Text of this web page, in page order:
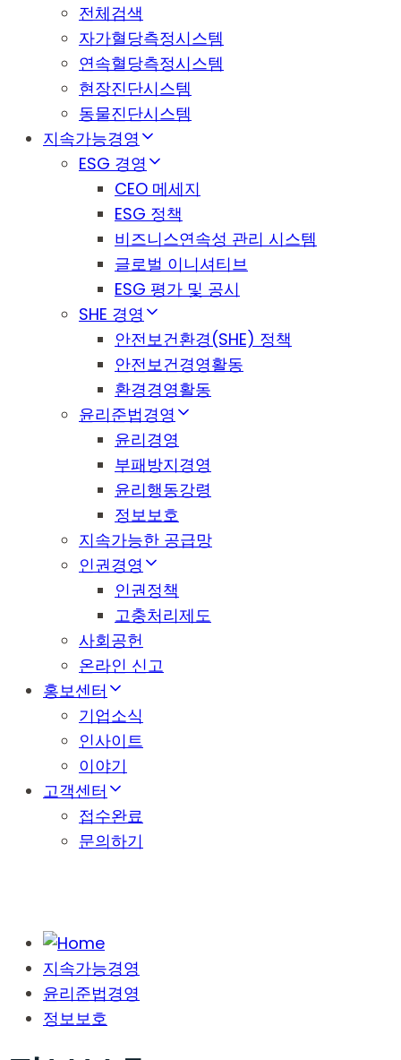
전체검색
자가혈당측정시스템
연속혈당측정시스템
현장진단시스템
동물진단시스템
지속가능경영
ESG 경영
CEO 메세지
ESG 정책
비즈니스연속성 관리 시스템
글로벌 이니셔티브
ESG 평가 및 공시
SHE 경영
안전보건환경(SHE) 정책
안전보건경영활동
환경경영활동
윤리준법경영
윤리경영
부패방지경영
윤리행동강령
정보보호
지속가능한 공급망
인권경영
인권정책
고충처리제도
사회공헌
온라인 신고
홍보센터
기업소식
인사이트
이야기
고객센터
접수완료
문의하기
지속가능경영
윤리준법경영
정보보호